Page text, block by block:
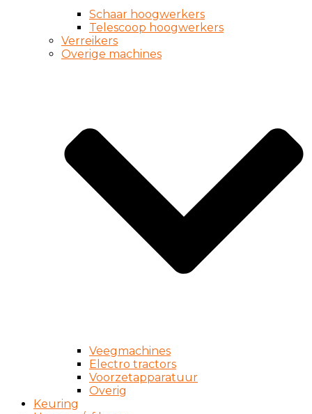
Schaar hoogwerkers
Telescoop hoogwerkers
Verreikers
Overige machines
Veegmachines
Electro tractors
Voorzetapparatuur
Overig
Keuring